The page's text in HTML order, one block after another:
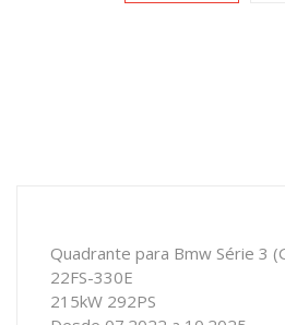
Quadrante para Bmw Série 3
22FS-330E
215kW 292PS